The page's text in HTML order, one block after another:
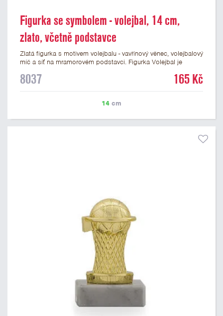
Figurka se symbolem - volejbal, 14 cm,
zlato, včetně podstavce
Zlatá figurka s motivem volejbalu - vavřínový věnec, volejbalový
míč a síť na mramorovém podstavci. Figurka Volejbal je
štítek s vlastním textem a nebo logem volejbalového klubu či
můžete přiložit v prvním kroku objednávky.
8037 165 Kč
14 cm